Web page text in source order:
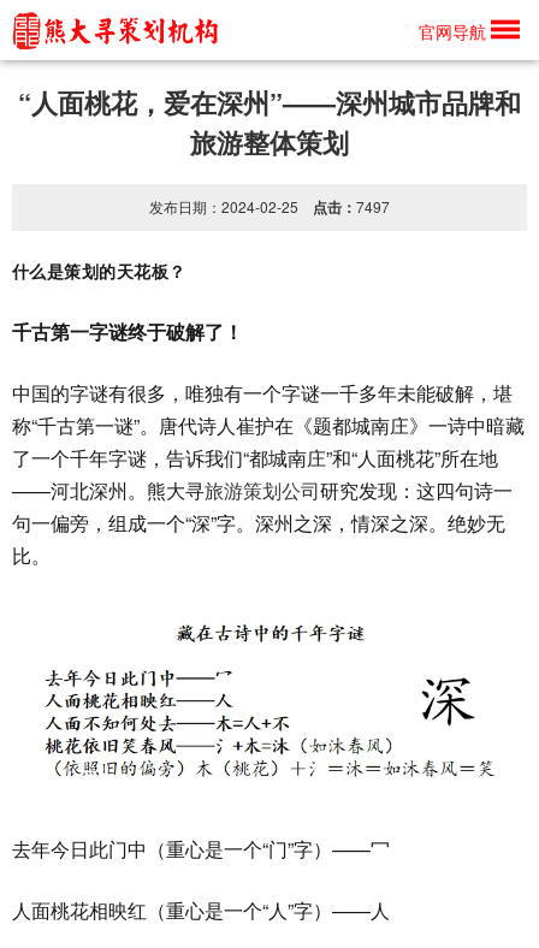
官网导航
产品详情
“人面桃花，爱在深州”——深州城市品牌和
旅游整体策划
发布日期：2024-02-25 点击： 7497
什么是策划的天花板？
千古第一字谜终于破解了！
中国的字谜有很多，唯独有一个字谜一千多年未能破解，堪
称“千古第一谜”。唐代诗人崔护在《题都城南庄》一诗中暗藏
了一个千年字谜，告诉我们“都城南庄”和“人面桃花”所在地
——河北深州。熊大寻旅游策划公司研究发现：这四句诗一
句一偏旁，组成一个“深”字。深州之深，情深之深。绝妙无
比。
去年今日此门中（重心是一个“门”字）——冖
人面桃花相映红（重心是一个“人”字）——人